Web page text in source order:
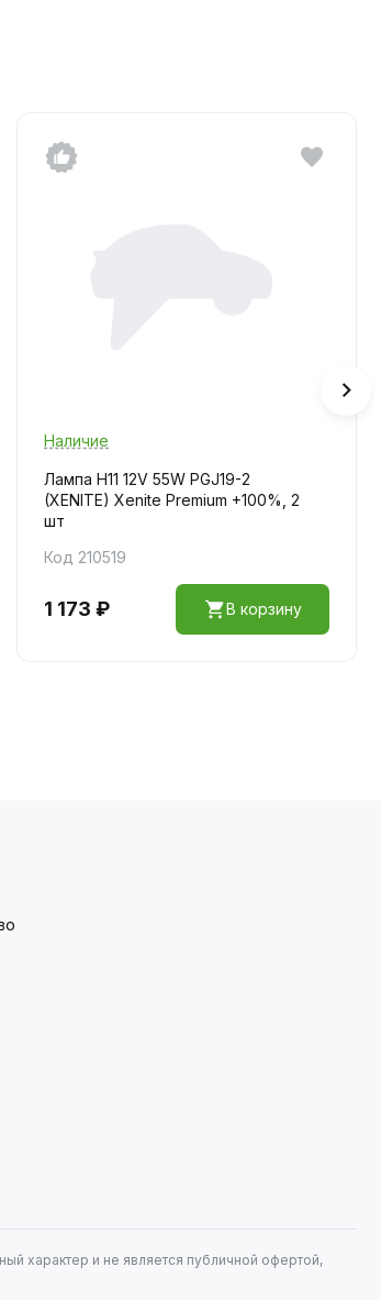
Наличие
Лампа H11 12V 55W PGJ19-2
(XENITE) Xenite Premium +100%, 2
шт
Код 210519
1 173 ₽ В корзину
характер и не является публичной офертой,